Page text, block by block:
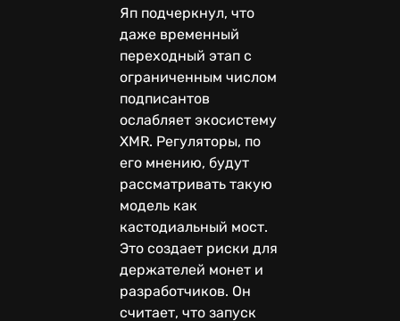
Яп подчеркнул, что
даже временный
переходный этап с
ограниченным числом
подписантов
ослабляет экосистему
XMR. Регуляторы, по
его мнению, будут
рассматривать такую
модель как
кастодиальный мост.
Это создает риски для
держателей монет и
разработчиков. Он
считает, что запуск